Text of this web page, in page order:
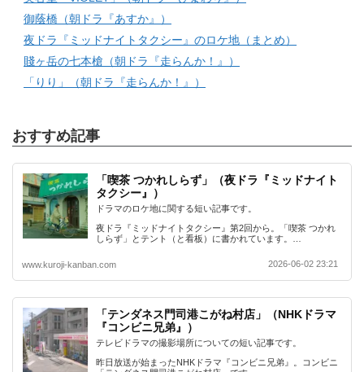
御蔭橋（朝ドラ『あすか』）
夜ドラ『ミッドナイトタクシー』のロケ地（まとめ）
賤ヶ岳の七本槍（朝ドラ『走らんか！』）
「りり」（朝ドラ『走らんか！』）
おすすめ記事
「喫茶 つかれしらず」（夜ドラ『ミッドナイト
タクシー』）
ドラマのロケ地に関する短い記事です。
夜ドラ『ミッドナイトタクシー』第2回から。「喫茶 つかれ
しらず」とテント（と看板）に書かれています。…
www.kuroji-kanban.com 2026-06-02 23:21
「テンダネス門司港こがね村店」（NHKドラマ
『コンビニ兄弟』）
テレビドラマの撮影場所についての短い記事です。
昨日放送が始まったNHKドラマ『コンビニ兄弟』。コンビニ